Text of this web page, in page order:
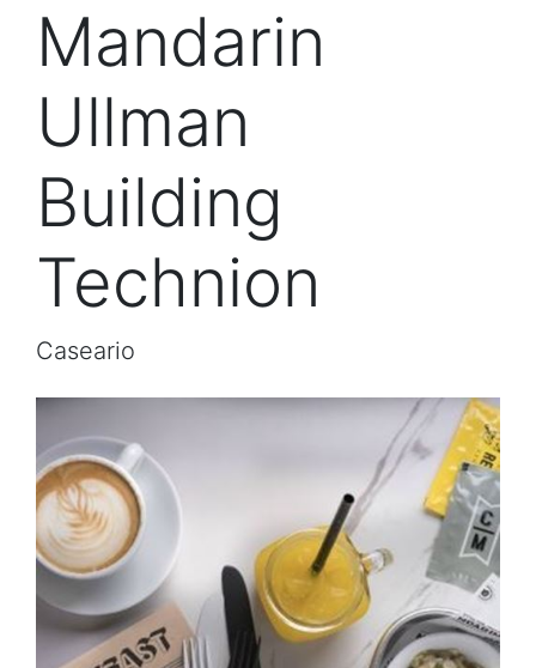
Mandarin
Ullman
Building
Technion
Caseario